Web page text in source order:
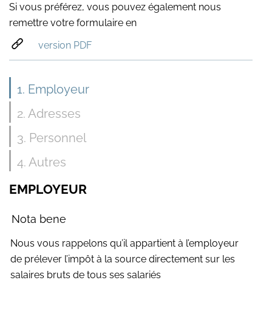
Si vous préférez, vous pouvez également nous
remettre votre formulaire en
version PDF
1. Employeur
2. Adresses
3. Personnel
4. Autres
EMPLOYEUR
Nota bene
Nous vous rappelons qu’il appartient à l’employeur
de prélever l’impôt à la source directement sur les
salaires bruts de tous ses salariés